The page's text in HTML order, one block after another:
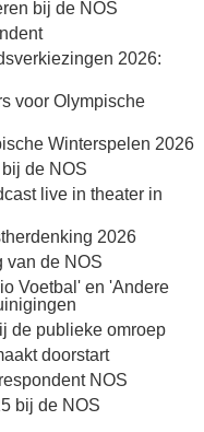
bij de NOS
2026:
voor Olympische
Winterspelen 2026
de NOS
live in theater in
2026
van de NOS
Voetbal' en 'Andere
de publieke omroep
doorstart
NOS
bij de NOS